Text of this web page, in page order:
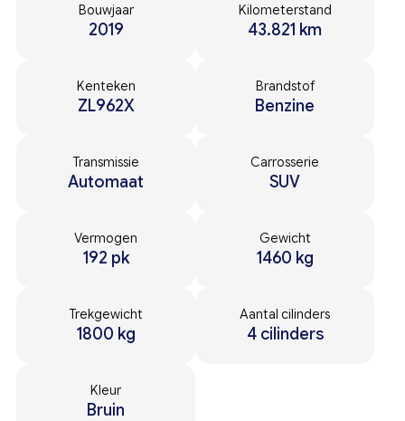
Bouwjaar
2019
Kilometerstand
43.821 km
Kenteken
ZL962X
Brandstof
Benzine
Transmissie
Automaat
Carrosserie
SUV
Vermogen
192 pk
Gewicht
1460 kg
Trekgewicht
1800 kg
Aantal cilinders
4 cilinders
Kleur
Bruin